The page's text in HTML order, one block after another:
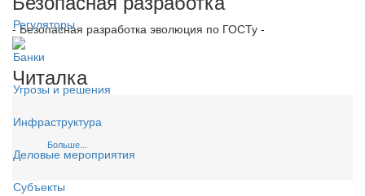
Регуляторы
Банки
Угрозы и решения
Инфраструктура
Деловые мероприятия
Субъекты
- Безопасная разработка эволюция по ГОСТу -
Читалка
Больше...